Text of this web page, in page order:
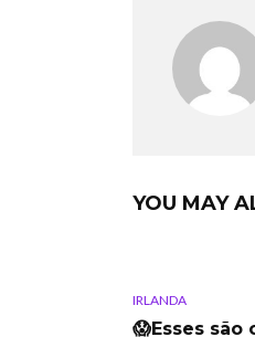
YOU MAY
IRLANDA
😱Esses são